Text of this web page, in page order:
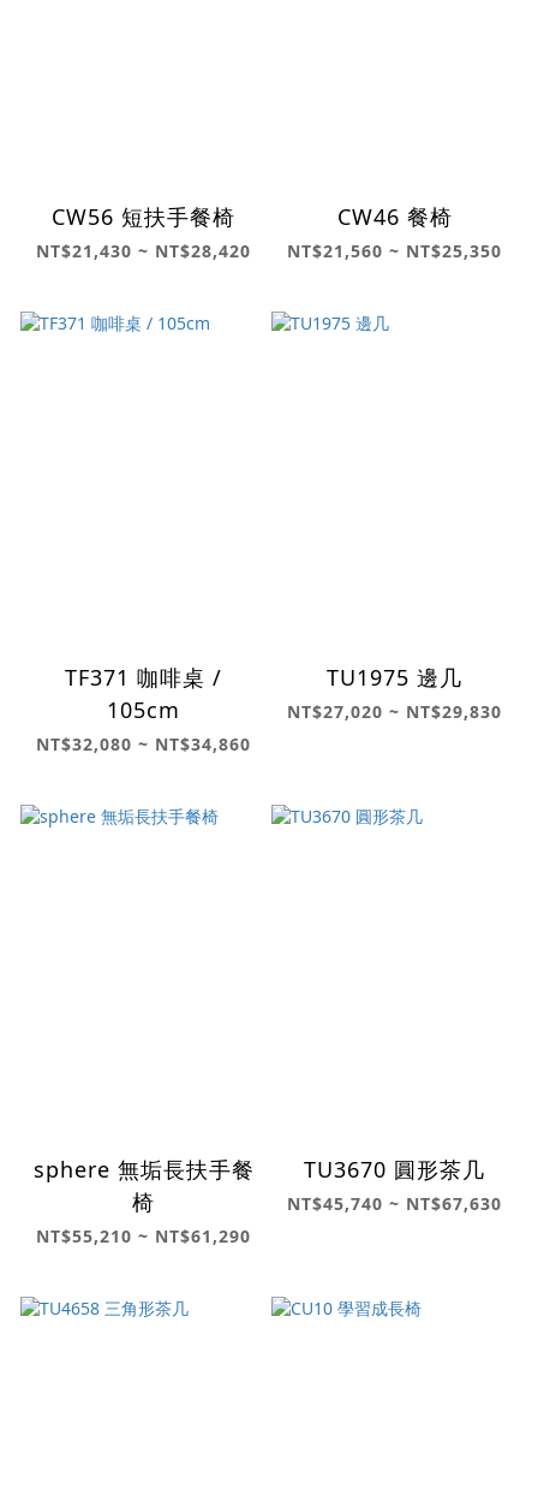
CW56 短扶手餐椅
NT$21,430 ~ NT$28,420
CW46 餐椅
NT$21,560 ~ NT$25,350
TF371 咖啡桌 /
105cm
NT$32,080 ~ NT$34,860
TU1975 邊几
NT$27,020 ~ NT$29,830
sphere 無垢長扶手餐
椅
NT$55,210 ~ NT$61,290
TU3670 圓形茶几
NT$45,740 ~ NT$67,630